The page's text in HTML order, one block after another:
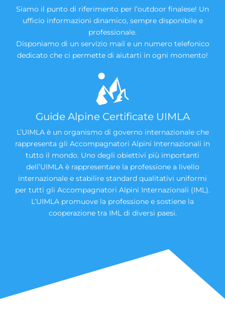
Siamo il punto di riferimento per l’outdoor finalese! Un
ufficio informazioni dinamico, sempre disponibile e
professionale.
Disponiamo di un servizio mail e un numero telefonico
dedicato che ci permette di aiutarti in ogni momento!
Guide Alpine Certificate UIMLA
L’UIMLA è un organismo di governo internazionale che
rappresenta gli Accompagnatori Alpini Internazionali in
tutto il mondo. Uno degli obiettivi più importanti
dell’UIMLA è rappresentare la professione a livello
internazionale e stabilire standard qualitativi uniformi
per tutti gli Accompagnatori Alpini Internazionali (IML).
L’UIMLA promuove la professione e sostiene la
cooperazione tra IML di diversi paesi.